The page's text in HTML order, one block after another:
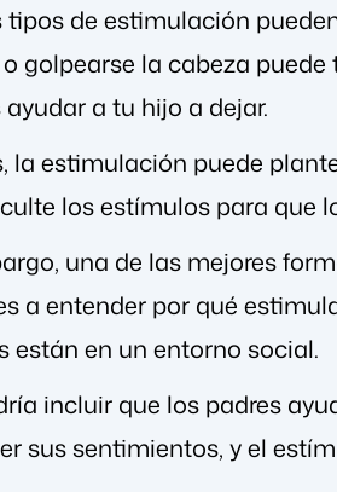
tipos de estimulación
golpearse la cabeza
a tu hijo a dejar.
la estimulación puede
los estímulos para que
una de las mejores
a entender por qué
están en un entorno social.
incluir que los padres
sus sentimientos, y el